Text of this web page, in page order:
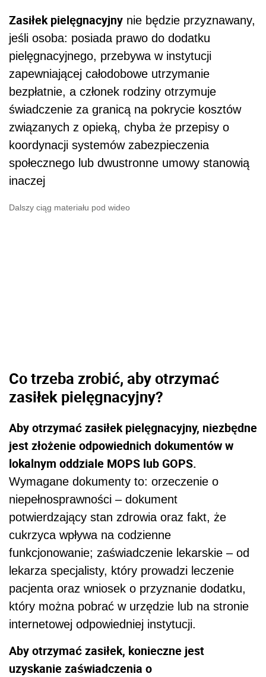
Zasiłek pielęgnacyjny nie będzie przyznawany,
jeśli osoba: posiada prawo do dodatku
pielęgnacyjnego, przebywa w instytucji
zapewniającej całodobowe utrzymanie
bezpłatnie, a członek rodziny otrzymuje
świadczenie za granicą na pokrycie kosztów
związanych z opieką, chyba że przepisy o
koordynacji systemów zabezpieczenia
społecznego lub dwustronne umowy stanowią
inaczej
Dalszy ciąg materiału pod wideo
Co trzeba zrobić, aby otrzymać
zasiłek pielęgnacyjny?
Aby otrzymać zasiłek pielęgnacyjny, niezbędne
jest złożenie odpowiednich dokumentów w
lokalnym oddziale MOPS lub GOPS.
Wymagane dokumenty to: orzeczenie o
niepełnosprawności – dokument
potwierdzający stan zdrowia oraz fakt, że
cukrzyca wpływa na codzienne
funkcjonowanie; zaświadczenie lekarskie – od
lekarza specjalisty, który prowadzi leczenie
pacjenta oraz wniosek o przyznanie dodatku,
który można pobrać w urzędzie lub na stronie
internetowej odpowiedniej instytucji.
Aby otrzymać zasiłek, konieczne jest
uzyskanie zaświadczenia o